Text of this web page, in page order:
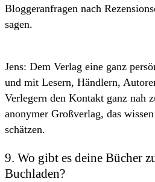
Bloggeranfragen nach
sagen.
Jens: Dem Verlag eine ganz
und mit Lesern, Händlern,
Verlegern den Kontakt ganz nah
anonymer Großverlag, das
schätzen.
9. Wo gibt es deine Bücher
Buchladen?